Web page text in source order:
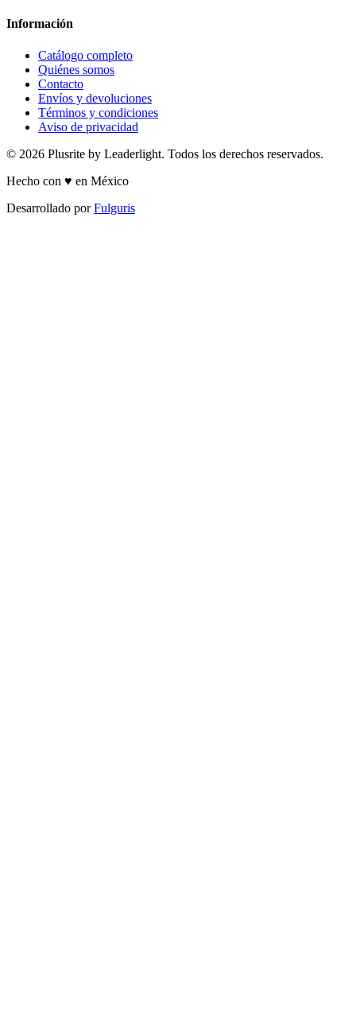
Información
Catálogo completo
Quiénes somos
Contacto
Envíos y devoluciones
Términos y condiciones
Aviso de privacidad
© 2026 Plusrite by Leaderlight. Todos los derechos reservados.
Hecho con ♥ en México
Desarrollado porFulguris